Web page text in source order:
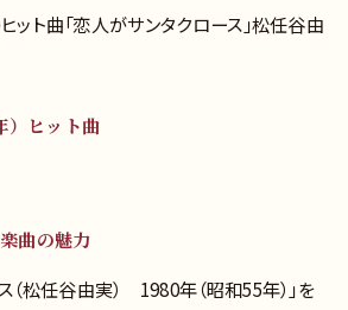
ット曲「恋人がサンタクロース」松任谷由
）ヒット曲
曲の魅力
（松任谷由実） 1980年（昭和55年）」を